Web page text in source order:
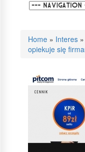
Home » Interes »
opiekuje się